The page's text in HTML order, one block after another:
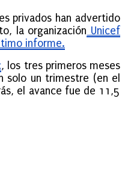
privados han advertido
la organización Unicef
informe.
, los tres primeros meses
solo un trimestre (en el
el avance fue de 11,5